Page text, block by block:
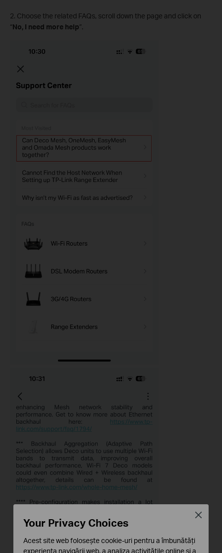
2. Choose the related FAQs, scroll down the page and click on
“No, I need more help”.
Your Privacy Choices
Acest site web folosește cookie-uri pentru a îmbunătăți
experiența navigării web, a analiza activitățile online și a
Close